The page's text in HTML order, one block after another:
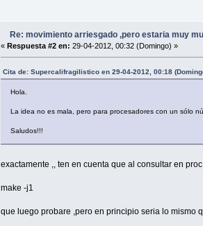
Re: movimiento arriesgado ,pero estaria muy
« Respuesta #2 en: 29-04-2012, 00:32 (Domingo) »
Cita de: Supercalifragilistico en 29-04-2012, 00:18
Hola.
La idea no es mala, pero para procesadores con un sólo
Saludos!!!
exactamente ,, ten en cuenta que al consultar en
make -j1
que luego probare ,pero en principio seria lo mismo